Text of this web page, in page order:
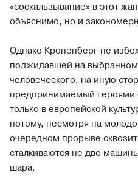
«соскальзывание» в этот
объяснимо, но и
Однако Кроненберг не
поджидавшей на
человеческого, на иную
предпринимаемый
только в европейской
потому, несмотря на
очередном прорыве
сталкиваются не две
шара.